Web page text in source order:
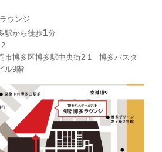
ウンジ
駅から徒歩1分
市博多区博多駅中央街2-1 博多バスタ
ル9階